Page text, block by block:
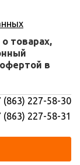
товарах,
в
(863) 227-58-30
(863) 227-58-31